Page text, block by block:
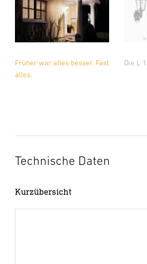
Früher war alles besser. Fast
alles.
Die L
Technische Daten
Kurzübersicht